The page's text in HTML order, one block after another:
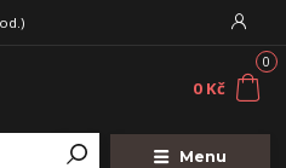
Menu
0
0 Kč